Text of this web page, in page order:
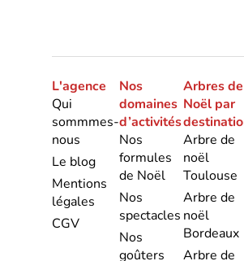
L'agence
Qui
sommmes-
nous
Le blog
Mentions
légales
CGV
Nos
domaines
d’activités
Nos
formules
de Noël
Nos
spectacles
Nos
goûters
Arbres de
Noël par
Arbre de
noël
Toulouse
Arbre de
noël
Bordeaux
Arbre de